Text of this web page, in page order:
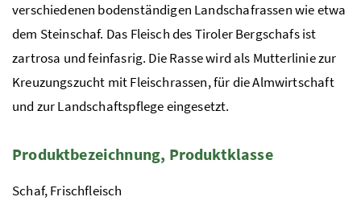
verschiedenen bodenständigen Landschafrassen wie etwa
dem Steinschaf. Das Fleisch des Tiroler Bergschafs ist
zartrosa und feinfasrig. Die Rasse wird als Mutterlinie zur
Kreuzungszucht mit Fleischrassen, für die Almwirtschaft
und zur Landschaftspflege eingesetzt.
Produktbezeichnung, Produktklasse
Schaf, Frischfleisch